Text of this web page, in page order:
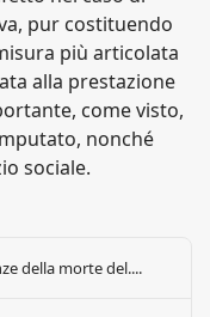
pur costituendo
più articolata
alla prestazione
come visto,
nonché
sociale.
della morte del....